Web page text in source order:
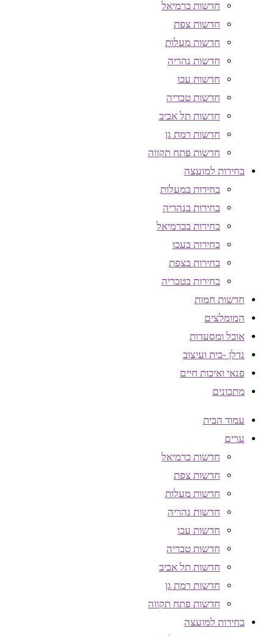
חדשות כרמיאל
חדשות צפת
חדשות מעלות
חדשות נהריה
חדשות עכו
חדשות טבריה
חדשות תל אביב
חדשות רמת גן
חדשות פתח תקווה
בחירות למועצה
בחירות במעלות
בחירות בנהריה
בחירות בכרמיאל
בחירות בעכו
בחירות בצפת
בחירות בטבריה
חדשות חמות
המומלצים
אוכל ומסעדות
נדלן -בית ועיצוב
פנאי ואיכות חיים
מתכונים
עמוד הבית
ערים
חדשות כרמיאל
חדשות צפת
חדשות מעלות
חדשות נהריה
חדשות עכו
חדשות טבריה
חדשות תל אביב
חדשות רמת גן
חדשות פתח תקווה
בחירות למועצה